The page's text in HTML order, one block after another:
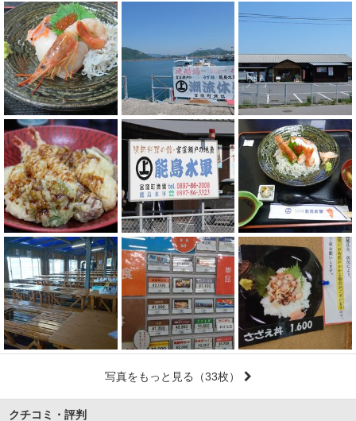
写真をもっと見る （33枚）
クチコミ・評判